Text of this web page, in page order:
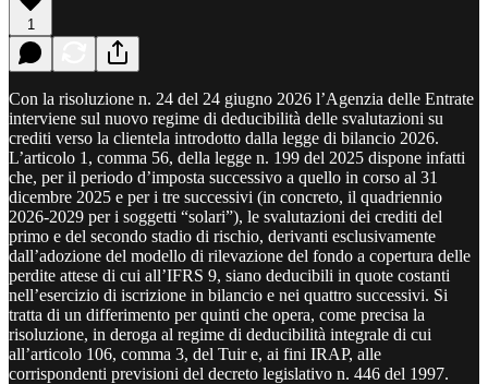
1
Con la risoluzione n. 24 del 24 giugno 2026 l’Agenzia delle Entrate
interviene sul nuovo regime di deducibilità delle svalutazioni su
crediti verso la clientela introdotto dalla legge di bilancio 2026.
L’articolo 1, comma 56, della legge n. 199 del 2025 dispone infatti
che, per il periodo d’imposta successivo a quello in corso al 31
dicembre 2025 e per i tre successivi (in concreto, il quadriennio
2026-2029 per i soggetti “solari”), le svalutazioni dei crediti del
primo e del secondo stadio di rischio, derivanti esclusivamente
dall’adozione del modello di rilevazione del fondo a copertura delle
perdite attese di cui all’IFRS 9, siano deducibili in quote costanti
nell’esercizio di iscrizione in bilancio e nei quattro successivi. Si
tratta di un differimento per quinti che opera, come precisa la
risoluzione, in deroga al regime di deducibilità integrale di cui
all’articolo 106, comma 3, del Tuir e, ai fini IRAP, alle
corrispondenti previsioni del decreto legislativo n. 446 del 1997.